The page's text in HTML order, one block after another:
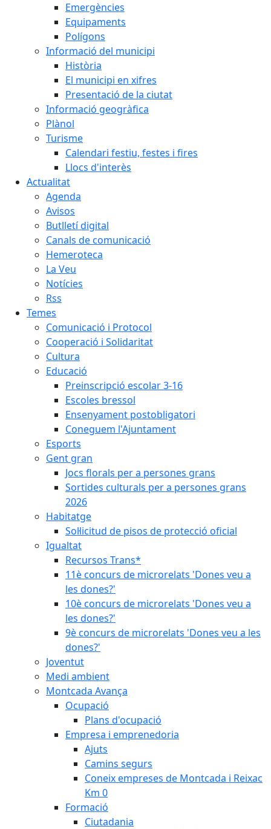
Emergències
Equipaments
Polígons
Informació del municipi
Història
El municipi en xifres
Presentació de la ciutat
Informació geogràfica
Plànol
Turisme
Calendari festiu, festes i fires
Llocs d'interès
Actualitat
Agenda
Avisos
Butlletí digital
Canals de comunicació
Hemeroteca
La Veu
Notícies
Rss
Temes
Comunicació i Protocol
Cooperació i Solidaritat
Cultura
Educació
Preinscripció escolar 3-16
Escoles bressol
Ensenyament postobligatori
Coneguem l'Ajuntament
Esports
Gent gran
Jocs florals per a persones grans
Sortides culturals per a persones grans
2026
Habitatge
Sol·licitud de pisos de protecció oficial
Igualtat
Recursos Trans*
11è concurs de microrelats 'Dones veu a
les dones?'
10è concurs de microrelats 'Dones veu a
les dones?'
9è concurs de microrelats 'Dones veu a les
dones?'
Joventut
Medi ambient
Montcada Avança
Ocupació
Plans d'ocupació
Empresa i emprenedoria
Ajuts
Camins segurs
Coneix empreses de Montcada i Reixac
Km 0
Formació
Ciutadania